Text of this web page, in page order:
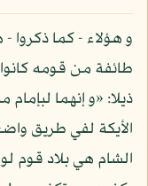
و هؤلاء - كما
طائفة من قومه
ذيلا: «و إنهما
الأيكة لفي طريق
الشام هي بلاد قوم